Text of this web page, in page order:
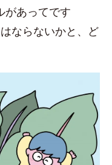
があってです
ならないかと、ど